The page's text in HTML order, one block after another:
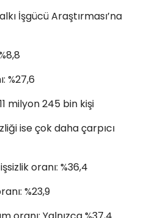
İşgücü Araştırması’na
%27,6
milyon 245 bin kişi
ise çok daha çarpıcı
oranı: %36,4
%23,9